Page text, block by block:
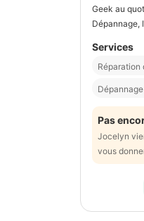
Geek au
Dépannage,
Services
Réparation
Pas
Jocelyn
vous